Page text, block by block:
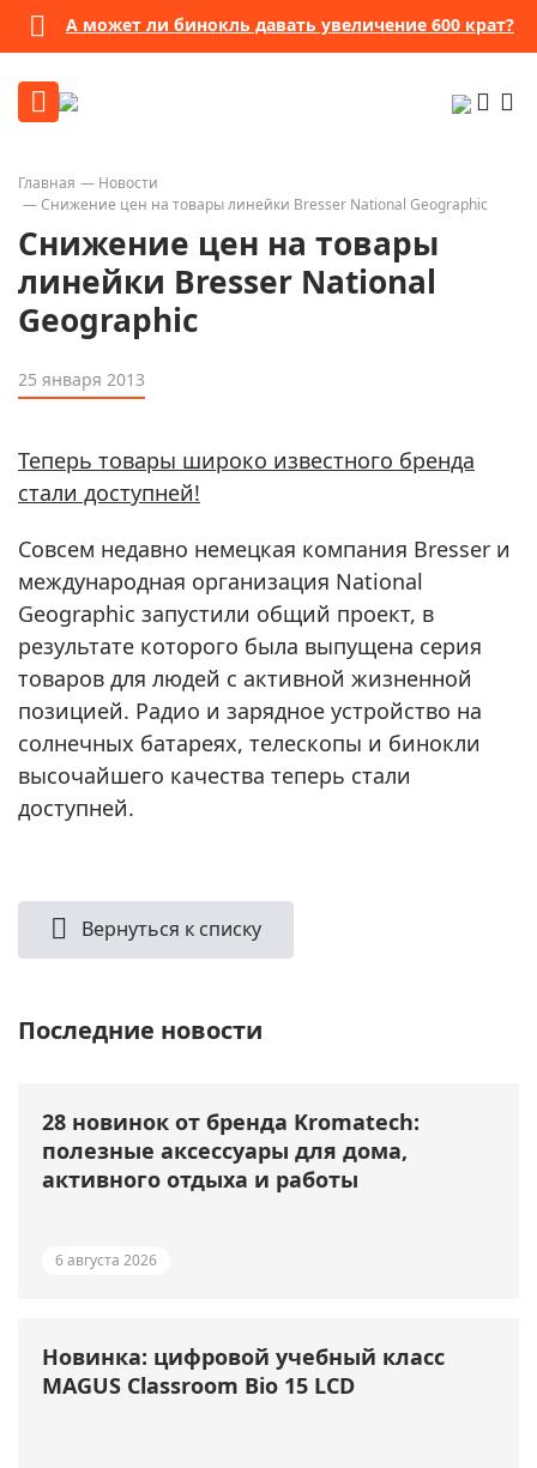
А может ли бинокль давать увеличение 600 крат?
Главная
Новости
Снижение цен на товары линейки Bresser National Geographic
Снижение цен на товары
линейки Bresser National
Geographic
25 января 2013
Теперь товары широко известного бренда
стали доступней!
Совсем недавно немецкая компания Bresser и
международная организация National
Geographic запустили общий проект, в
результате которого была выпущена серия
товаров для людей с активной жизненной
позицией. Радио и зарядное устройство на
солнечных батареях, телескопы и бинокли
высочайшего качества теперь стали
доступней.
Вернуться к списку
Последние новости
28 новинок от бренда Kromatech:
полезные аксессуары для дома,
активного отдыха и работы
6 августа 2026
Новинка: цифровой учебный класс
MAGUS Classroom Bio 15 LCD